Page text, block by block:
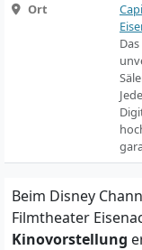
Ort
Beim Disney
Filmtheater
Kinovorstellung